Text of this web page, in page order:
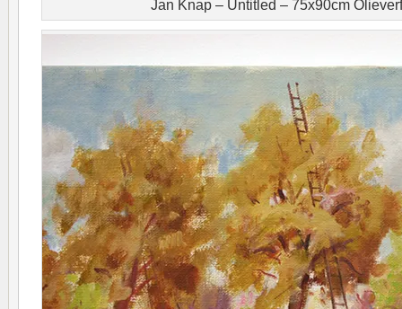
Jan Knap – Untitled – 75x90cm